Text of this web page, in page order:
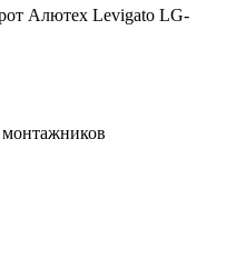
Алютех Levigato LG-
монтажников